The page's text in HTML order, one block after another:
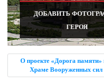
ДОБАВИТЬ
ГЕРОЯ
О проекте «Дорога памяти»
Храме Вооруженных сил